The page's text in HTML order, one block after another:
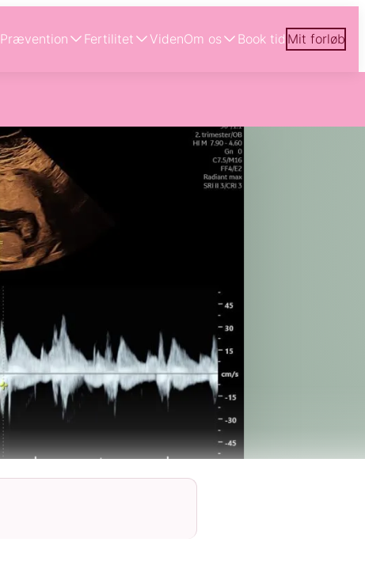
Prævention Fertilitet VidenOm os Book tid Mit forløb